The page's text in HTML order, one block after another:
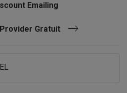
Emailing
Gratuit